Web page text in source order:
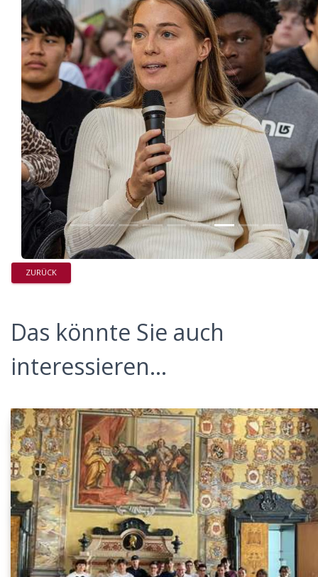
ZURÜCK
Das könnte Sie auch
interessieren...